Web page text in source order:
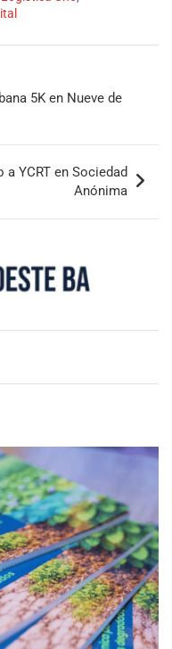
5K en Nueve de
YCRT en Sociedad
Anónima